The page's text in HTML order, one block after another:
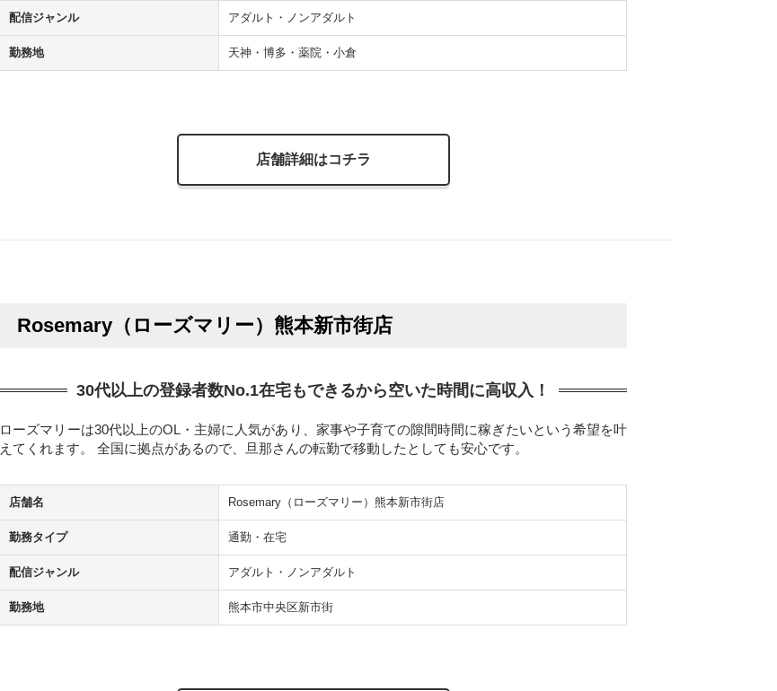
配信ジャンル アダルト・ノンアダルト
勤務地 天神・博多・薬院・小倉
店舗詳細はコチラ
Rosemary（ローズマリー）熊本新市街店
30代以上の登録者数No.1在宅もできるから空いた時間に高収入！
ローズマリーは30代以上のOL・主婦に人気があり、家事や子育ての隙間時間に稼ぎたいという希望を叶
えてくれます。 全国に拠点があるので、旦那さんの転勤で移動したとしても安心です。
店舗名 Rosemary（ローズマリー）熊本新市街店
勤務タイプ 通勤・在宅
配信ジャンル アダルト・ノンアダルト
勤務地 熊本市中央区新市街